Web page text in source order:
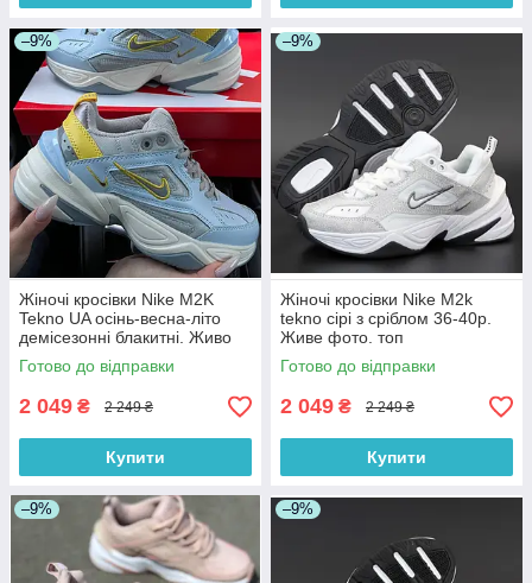
–9%
Жіночі кросівки Nike M2K
Tekno UA осінь-весна-літо
демісезонні блакитні. Живо
фото
Готово до відправки
2 049 ₴ 2 249 ₴
Купити
–9%
Жіночі кросівки Nike M2k
tekno сірі з сріблом 36-40р.
Живе фото. топ
Готово до відправки
2 049 ₴ 2 249 ₴
Купити
–9% –9%